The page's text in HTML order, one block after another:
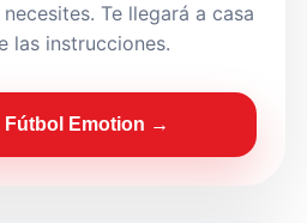
Te llegará a casa
las instrucciones.
Fútbol Emotion →